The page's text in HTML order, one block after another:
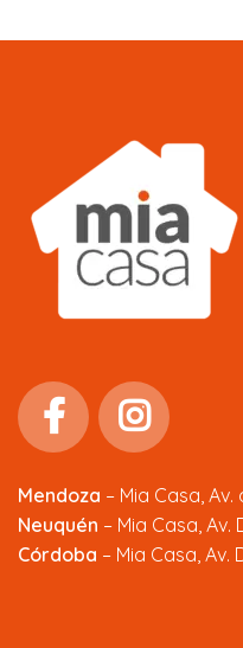
Mendoza – Mia Casa, Av.
Neuquén – Mia Casa, Av.
Córdoba – Mia Casa, Av.